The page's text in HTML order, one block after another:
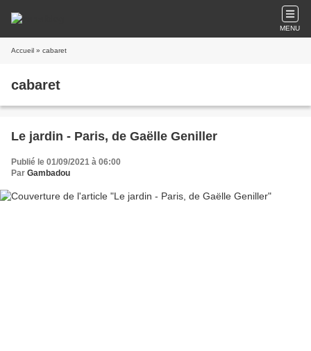
MENU
Accueil » cabaret
cabaret
Le jardin - Paris, de Gaëlle Geniller
Publié le 01/09/2021 à 06:00
Par Gambadou